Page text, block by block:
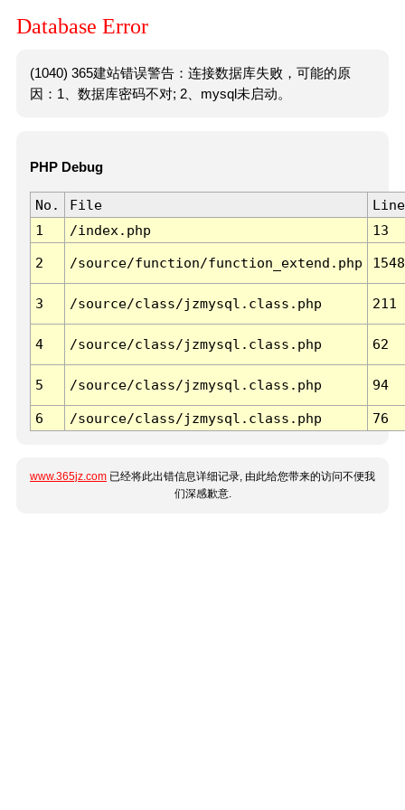
Database Error
(1040) 365建站错误警告：连接数据库失败，可能的原
因：1、数据库密码不对; 2、mysql未启动。
PHP Debug
No. File
Line
1
/index.php 13
2 /source/function/function_extend.php 1548
3 /source/class/jzmysql.class.php 211
4 /source/class/jzmysql.class.php 62
5 /source/class/jzmysql.class.php 94
6 /source/class/jzmysql.class.php 76
www.365jz.com 已经将此出错信息详细记录, 由此给您带来的访问不便我
们深感歉意.